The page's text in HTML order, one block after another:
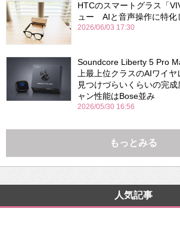
HTCのスマートグラス「
ュー AIと音声操作に特化
2026/06/03 17:30
Soundcore Liberty 5 Pro
上最上位クラスのAIワイ
見つけづらいくらいの完
ャン性能はBose並み
2026/05/30 16:56
もっとみる
人気記事